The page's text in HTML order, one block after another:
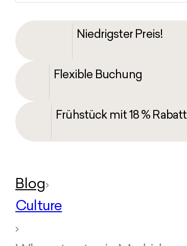
Niedrigster Preis!
Flexible Buchung
Frühstück mit 18 % Rabatt
Blog
Culture